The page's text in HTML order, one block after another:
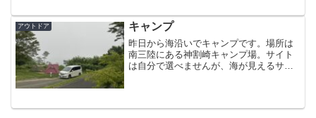
だけ (._.)期待して...
アウトドア キャンプ
昨日から海沿いでキャンプです。場所は
南三陸にある神割崎キャンプ場。サイト
は自分で選べませんが、海が見えるサイ
ていたので残...